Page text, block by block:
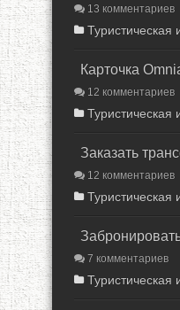
13 комментариев
Карточка
12 комментариев
Заказать
12 комментариев
7 комментариев